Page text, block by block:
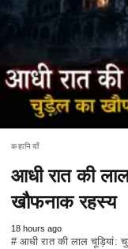
कहानियाँ
आधी रात की
खौफनाक रहस्य
18 hours ago
# आधी रात की लाल चूड़ियां: